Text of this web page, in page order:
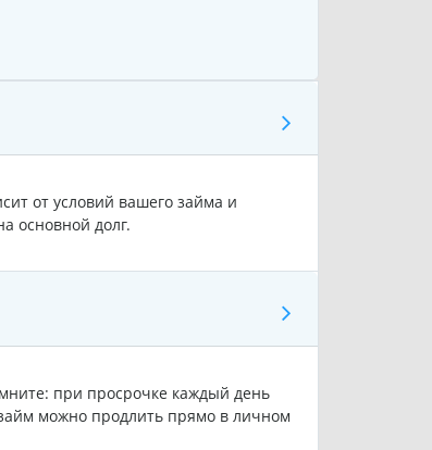
от условий вашего займа и
основной долг.
при просрочке каждый день
можно продлить прямо в личном